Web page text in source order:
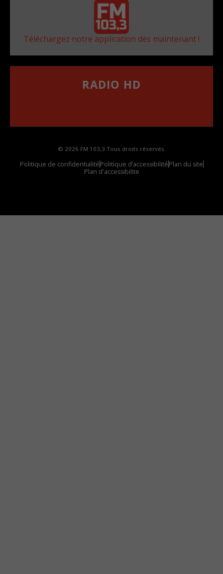
Téléchargez notre application dès maintenant !
RADIO HD
© 2026 FM 103,3 Tous droits réservés.
Politique de confidentialitéPolitique d’accessibilitéPlan du site
Plan d'accessibilite